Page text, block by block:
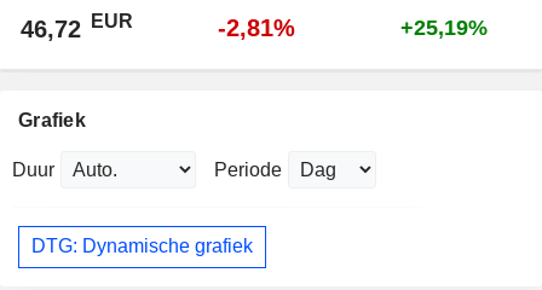
46,72 EUR -2,81% +25,19%
Grafiek
Duur Periode
DTG: Dynamische grafiek